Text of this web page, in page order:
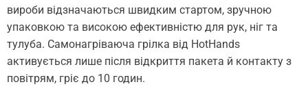
вироби відзначаються швидким стартом, зручною
упаковкою та високою ефективністю для рук, ніг та
тулуба. Самонагріваюча грілка від HotHands
активується лише після відкриття пакета й контакту з
повітрям, гріє до 10 годин.